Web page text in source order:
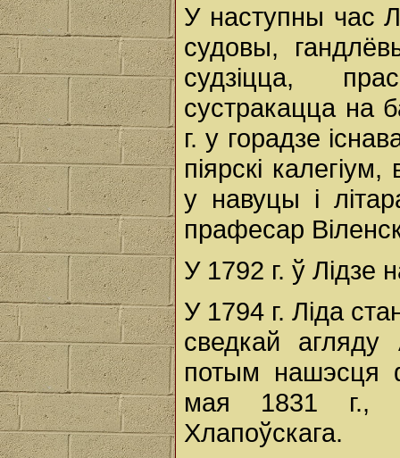
У наступны час
судовы,
судзіцца,
сустракацца на
г. у горадзе
піярскі
у навуцы і
прафесар
У 1792 г. ў
У 1794 г. Лiда
сведкай агляду
потым нашэсця
мая 1831 г., -
Хлапоўскага.